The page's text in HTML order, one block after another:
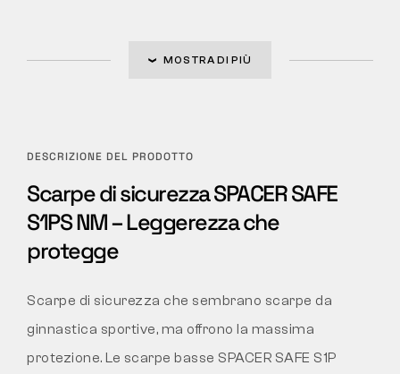
MOSTRA DI PIÙ
DESCRIZIONE DEL PRODOTTO
Scarpe di sicurezza SPACER SAFE
S1PS NM – Leggerezza che
protegge
Scarpe di sicurezza che sembrano scarpe da
ginnastica sportive, ma offrono la massima
protezione. Le scarpe basse SPACER SAFE S1P